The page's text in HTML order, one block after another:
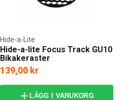
Hide-a-lite Focus Track GU10
Bikakeraster
Hide-a-Lite
139,00 kr
LÄGG I VARUKORG